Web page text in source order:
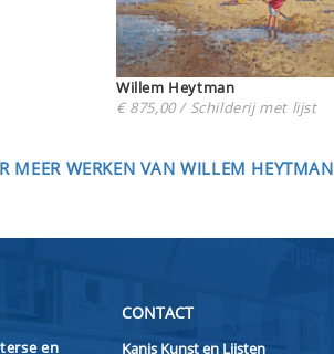
Willem Heytman
€ 875,00 / Schilderij met lijst
MEER WERKEN VAN WILLEM HEYTMAN
en
CONTACT
Kanis Kunst en Lijsten